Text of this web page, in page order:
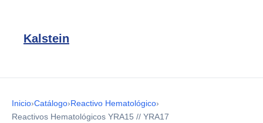
Kalstein
Inicio›Catálogo›Reactivo Hematológico›
Reactivos Hematológicos YRA15 // YRA17